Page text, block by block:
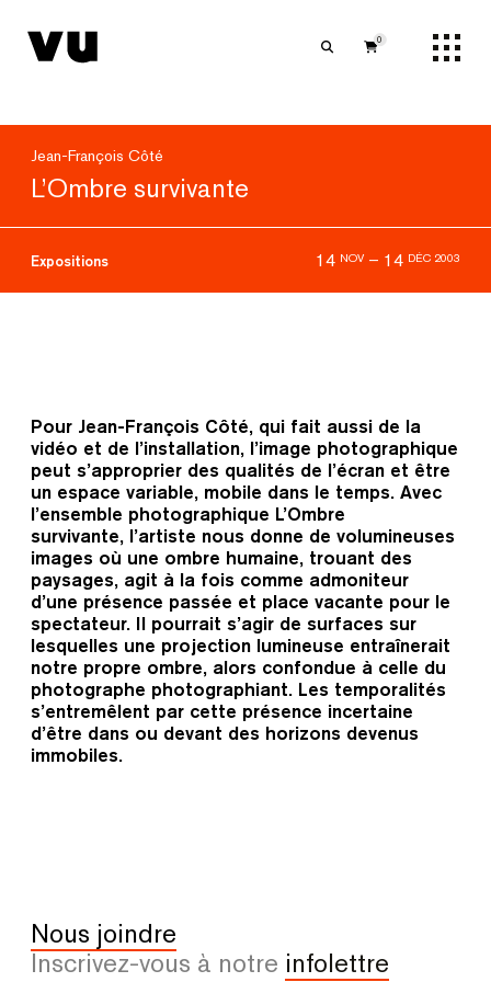
0
Jean-François Côté
L’Ombre survivante
Expositions 14 NOV – 14 DÉC 2003
Pour Jean-François Côté, qui fait aussi de la
vidéo et de l’installation, l’image photographique
peut s’approprier des qualités de l’écran et être
un espace variable, mobile dans le temps. Avec
l’ensemble photographique L’Ombre
survivante, l’artiste nous donne de volumineuses
images où une ombre humaine, trouant des
paysages, agit à la fois comme admoniteur
d’une présence passée et place vacante pour le
spectateur. Il pourrait s’agir de surfaces sur
lesquelles une projection lumineuse entraînerait
notre propre ombre, alors confondue à celle du
photographe photographiant. Les temporalités
s’entremêlent par cette présence incertaine
d’être dans ou devant des horizons devenus
immobiles.
Nous joindre
Inscrivez-vous à notre infolettre